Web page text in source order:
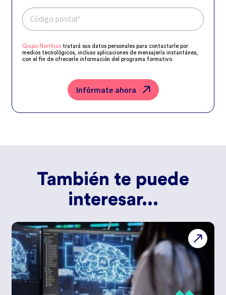
Teléfono*
Código postal*
Grupo Northius tratará sus datos personales para contactarle por
medios tecnológicos, incluso aplicaciones de mensajería instantánea,
con el fin de ofrecerle información del programa formativo
correspondiente. Compartiremos su solicitud con las empresas que
Grupo Northius
, con el objeto de que estas puedan
hacerle llegar la mejor oferta de productos y servicios de acuerdo a su
petición. Quedan reconocidos los derechos de acceso, rectificación,
Privacidad.
Infórmate ahora
También te puede
interesar...